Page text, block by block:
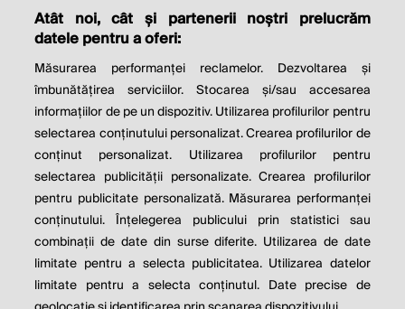
THE SOCIAL RESPONSIBILITY OF
BUSINESS IS TO INCREASE ITS
PROFITS.
Milton Friedman
© 2026 Profit.ro. Toate drepturile rezervate.
Dezvoltat de1616.ro
Contact Publicitate Despre noi
Politica de cookie Politica de
confidențialitate
Atât noi, cât și partenerii noștri prelucrăm
datele pentru a oferi:
Măsurarea performanței reclamelor. Dezvoltarea și
îmbunătățirea serviciilor. Stocarea și/sau accesarea
informațiilor de pe un dispozitiv. Utilizarea profilurilor pentru
selectarea conținutului personalizat. Crearea profilurilor de
conținut personalizat. Utilizarea profilurilor pentru
selectarea publicității personalizate. Crearea profilurilor
pentru publicitate personalizată. Măsurarea performanței
conținutului. Înțelegerea publicului prin statistici sau
combinații de date din surse diferite. Utilizarea de date
limitate pentru a selecta publicitatea. Utilizarea datelor
limitate pentru a selecta conținutul. Date precise de